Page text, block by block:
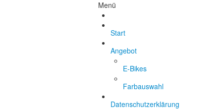
Menü
Start
Angebot
E-Bikes
Farbauswahl
Datenschutzerklärung